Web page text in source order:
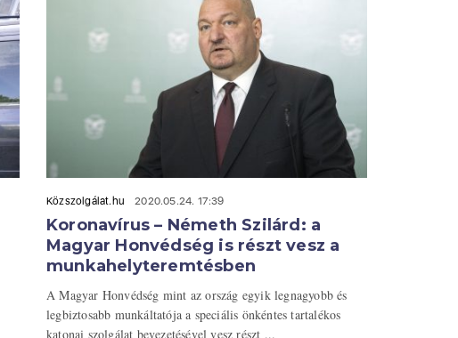
Közszolgálat.hu 2020.05.24. 17:39
Koronavírus – Németh Szilárd: a
Magyar Honvédség is részt vesz a
munkahelyteremtésben
A Magyar Honvédség mint az ország egyik legnagyobb és
legbiztosabb munkáltatója a speciális önkéntes tartalékos
katonai szolgálat bevezetésével vesz részt ...